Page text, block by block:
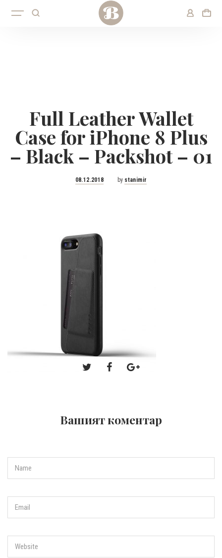
Full Leather Wallet
Case for iPhone 8 Plus
– Black – Packshot – 01
Posted
08.12.2018 by stanimir
Вашият коментар